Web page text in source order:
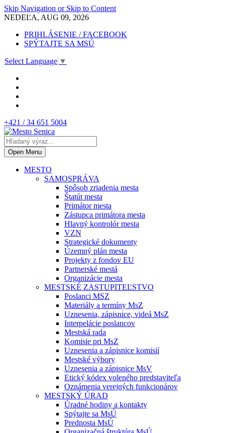
Skip Navigation or Skip to Content
NEDEĽA, AUG 09, 2026
PRIHLÁSENIE / FACEBOOK
SPÝTAJTE SA MSÚ
Select Language ▼
+421 / 34 651 5004
Open Menu
MESTO
SAMOSPRÁVA
Spôsob zriadenia mesta
Štatút mesta
Primátor mesta
Zástupca primátora mesta
Hlavný kontrolór mesta
VZN
Strategické dokumenty
Územný plán mesta
Projekty z fondov EU
Partnerské mestá
Organizácie mesta
MESTSKÉ ZASTUPITEĽSTVO
Poslanci MSZ
Materiály a termíny MsZ
Uznesenia, zápisnice, videá MsZ
Interpelácie poslancov
Mestská rada
Komisie pri MsZ
Uznesenia a zápisnice komisií
Mestské výbory
Uznesenia a zápisnice MsV
Etický kódex voleného predstaviteľa
Oznámenia verejných funkcionárov
MESTSKÝ ÚRAD
Úradné hodiny a kontakty
Spýtajte sa MsÚ
Prednosta MsÚ